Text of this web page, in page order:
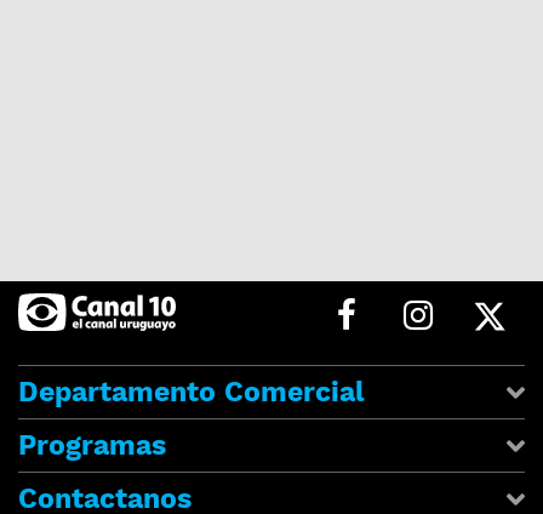
Departamento Comercial
Programas
Contactanos